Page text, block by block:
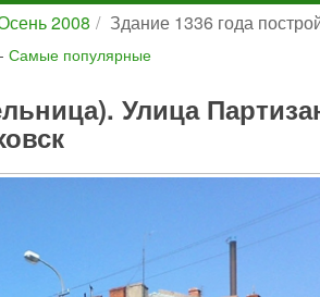
2008 Здание 1336 года
- Самые популярные
Улица